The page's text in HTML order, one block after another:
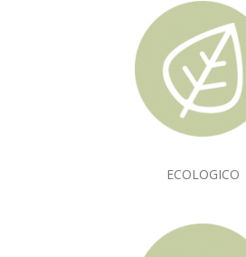
ECOLOGICO